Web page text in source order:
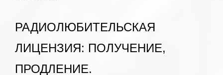
РАДИОЛЮБИТЕЛЬСКАЯ
ЛИЦЕНЗИЯ: ПОЛУЧЕНИЕ,
ПРОДЛЕНИЕ.